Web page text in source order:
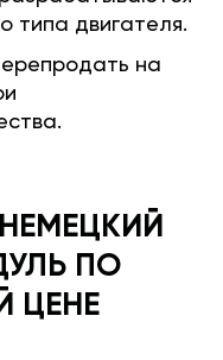
типа двигателя.
на
ПО
ЦЕНЕ